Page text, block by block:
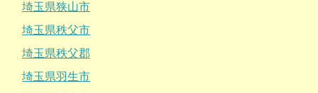
埼玉県狭山市
埼玉県秩父市
埼玉県秩父郡
埼玉県羽生市